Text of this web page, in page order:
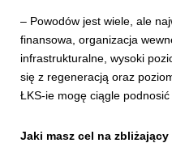
– Powodów jest wiele, ale
finansowa, organizacja
infrastrukturalne, wysoki
się z regeneracją oraz
ŁKS-ie mogę ciągle
Jaki masz cel na